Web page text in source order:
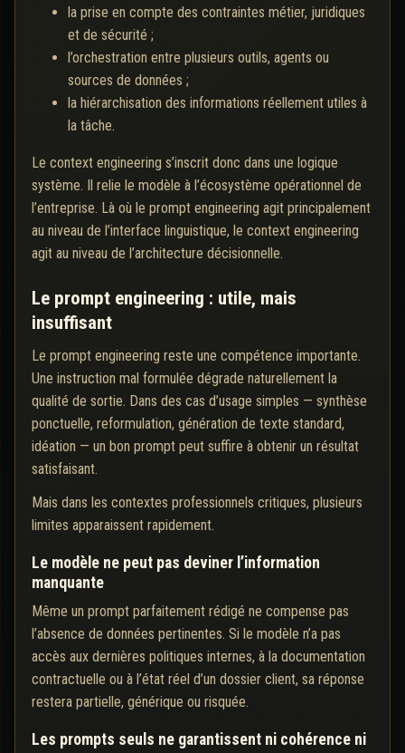
la prise en compte des contraintes métier, juridiques
et de sécurité ;
l’orchestration entre plusieurs outils, agents ou
sources de données ;
la hiérarchisation des informations réellement utiles à
la tâche.
Le context engineering s’inscrit donc dans une logique
système. Il relie le modèle à l’écosystème opérationnel de
l’entreprise. Là où le prompt engineering agit principalement
au niveau de l’interface linguistique, le context engineering
agit au niveau de l’architecture décisionnelle.
Le prompt engineering : utile, mais
insuffisant
Le prompt engineering reste une compétence importante.
Une instruction mal formulée dégrade naturellement la
qualité de sortie. Dans des cas d’usage simples — synthèse
ponctuelle, reformulation, génération de texte standard,
idéation — un bon prompt peut suffire à obtenir un résultat
satisfaisant.
Mais dans les contextes professionnels critiques, plusieurs
limites apparaissent rapidement.
Le modèle ne peut pas deviner l’information
manquante
Même un prompt parfaitement rédigé ne compense pas
l’absence de données pertinentes. Si le modèle n’a pas
accès aux dernières politiques internes, à la documentation
contractuelle ou à l’état réel d’un dossier client, sa réponse
restera partielle, générique ou risquée.
Les prompts seuls ne garantissent ni cohérence ni